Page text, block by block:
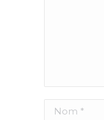
Nom *